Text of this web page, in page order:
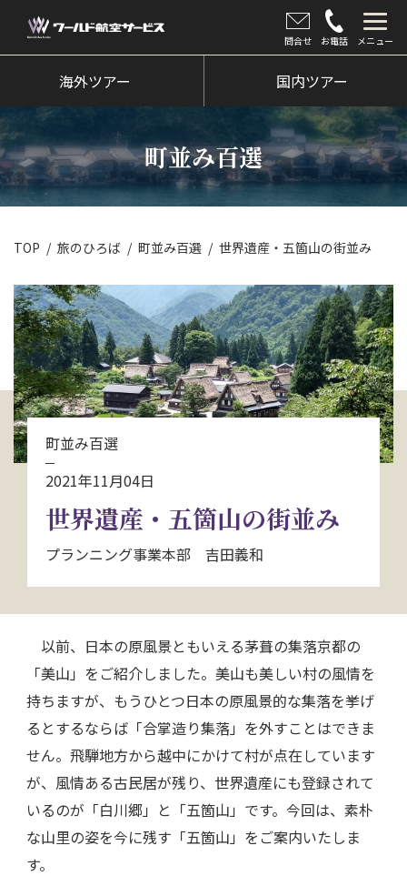
問合せ お電話 メニュー
海外ツアー
国内ツアー
クルーズツアー
ツアー催行状況
旅のひろば
イベント
新着情報
会社情報
電話にてお問い合わせ
海外ツアー 国内ツアー
町並み百選
TOP 旅のひろば 町並み百選 世界遺産・五箇山の街並み
町並み百選
2021年11月04日
世界遺産・五箇山の街並み
プランニング事業本部 吉田義和
以前、日本の原風景ともいえる茅葺の集落京都の
「美山」をご紹介しました。美山も美しい村の風情を
持ちますが、もうひとつ日本の原風景的な集落を挙げ
るとするならば「合掌造り集落」を外すことはできま
せん。飛騨地方から越中にかけて村が点在しています
が、風情ある古民居が残り、世界遺産にも登録されて
いるのが「白川郷」と「五箇山」です。今回は、素朴
な山里の姿を今に残す「五箇山」をご案内いたしま
す。